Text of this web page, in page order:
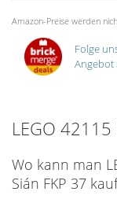
Amazon-Preise werden
Folge
Angebot
LEGO
Wo kann man
Sián FKP 37